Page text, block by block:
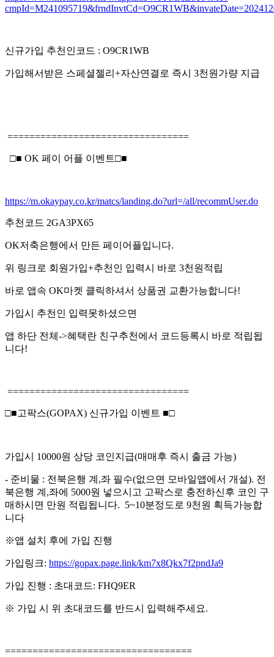
신규가입 추천인코드 : O9CR1WB
가입해서받은 스페셜젤리+자산연결로 즉시 3천원가량 지급
=================================
□■ OK 페이 어플 이벤트□■
https://m.okaypay.co.kr/matcs/landing.do?url=/all/recommUser.do
추천코드 2GA3PX65
OK저축은행에서 만든 페이어플입니다.
위 링크로 회원가입+추천인 입력시 바로 3천원적립
바로 앱속 OK마켓 클릭하셔서 상품권 교환가능합니다!
가입시 추천인 입력못하셨으면
앱 하단 전체->혜택란 친구추천에서 코드등록시 바로 적립됩
니다!
=================================
□■고팍스(GOPAX) 신규가입 이벤트 ■□
가입시 10000원 상당 코인지급(매매후 즉시 출금 가능)
- 준비물 : 전북은행 계,좌 필수(없으면 모바일앱에서 개설). 전
북은행 계,좌에 5000원 넣으시고 고팍스로 충전하신후 코인 구
매하시면 만원 적립됩니다. 5~10분정도로 9천원 획득가능합
니다
※앱 설치 후에 가입 진행
가입링크: https://gopax.page.link/km7x8Qkx7f2pndJa9
가입 진행 : 초대코드: FHQ9ER
※ 가입 시 위 초대코드를 반드시 입력해주세요.
==================================